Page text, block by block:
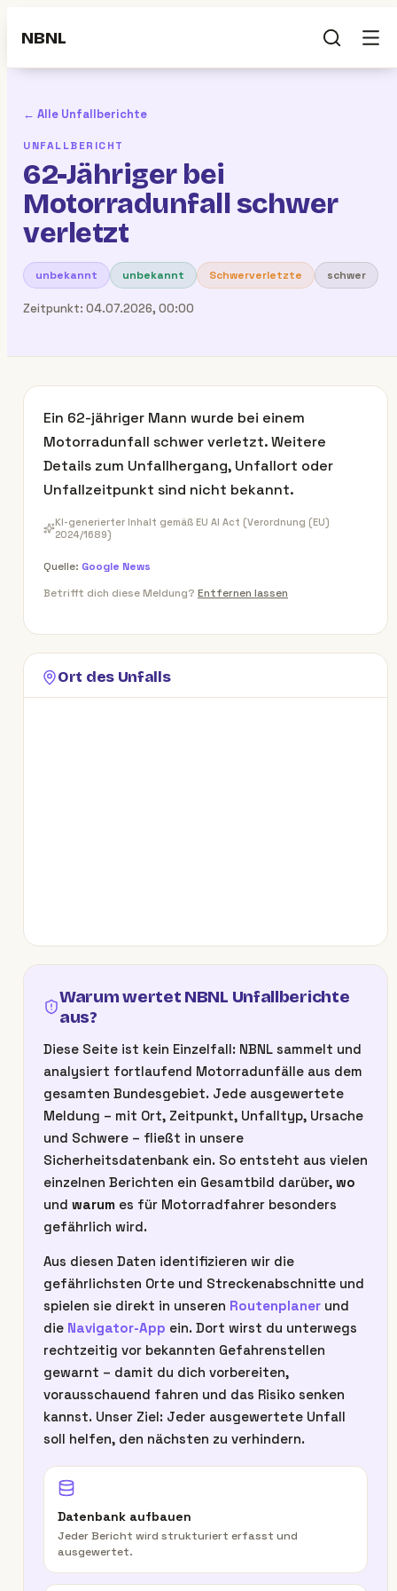
NBNL
← Alle Unfallberichte
UNFALLBERICHT
62-Jähriger bei
Motorradunfall schwer
verletzt
unbekannt unbekannt Schwerverletzte schwer
Zeitpunkt: 04.07.2026, 00:00
Ein 62-jähriger Mann wurde bei einem
Motorradunfall schwer verletzt. Weitere
Details zum Unfallhergang, Unfallort oder
Unfallzeitpunkt sind nicht bekannt.
KI-generierter Inhalt gemäß EU AI Act (Verordnung (EU)
2024/1689)
Quelle: Google News
Betrifft dich diese Meldung? Entfernen lassen
Ort des Unfalls
Warum wertet NBNL Unfallberichte
aus?
Diese Seite ist kein Einzelfall: NBNL sammelt und
analysiert fortlaufend Motorradunfälle aus dem
gesamten Bundesgebiet. Jede ausgewertete
Meldung – mit Ort, Zeitpunkt, Unfalltyp, Ursache
und Schwere – fließt in unsere
Sicherheitsdatenbank ein. So entsteht aus vielen
einzelnen Berichten ein Gesamtbild darüber, wo
und warum es für Motorradfahrer besonders
gefährlich wird.
Aus diesen Daten identifizieren wir die
gefährlichsten Orte und Streckenabschnitte und
spielen sie direkt in unseren Routenplaner und
die Navigator-App ein. Dort wirst du unterwegs
rechtzeitig vor bekannten Gefahrenstellen
gewarnt – damit du dich vorbereiten,
vorausschauend fahren und das Risiko senken
kannst. Unser Ziel: Jeder ausgewertete Unfall
soll helfen, den nächsten zu verhindern.
Datenbank aufbauen
Jeder Bericht wird strukturiert erfasst und
ausgewertet.